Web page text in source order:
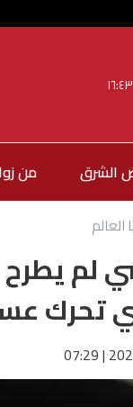
الشرق من
العالم
لم يطرح
تحرك